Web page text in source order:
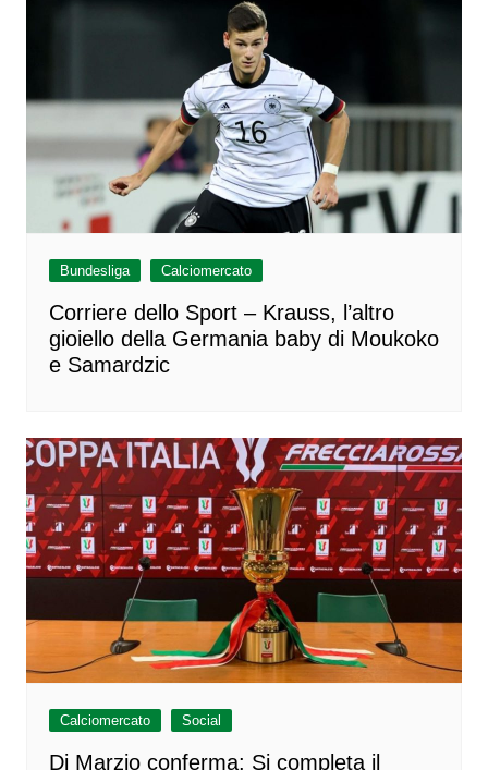
Bundesliga Calciomercato
Corriere dello Sport – Krauss, l’altro
gioiello della Germania baby di Moukoko
e Samardzic
Calciomercato Social
Di Marzio conferma: Si completa il